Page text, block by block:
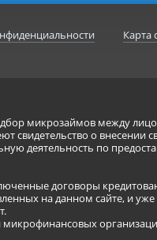
Карта
микрозаймов между
свидетельство о внесении
деятельность по
договоры
на данном сайте, и
микрофинансовых